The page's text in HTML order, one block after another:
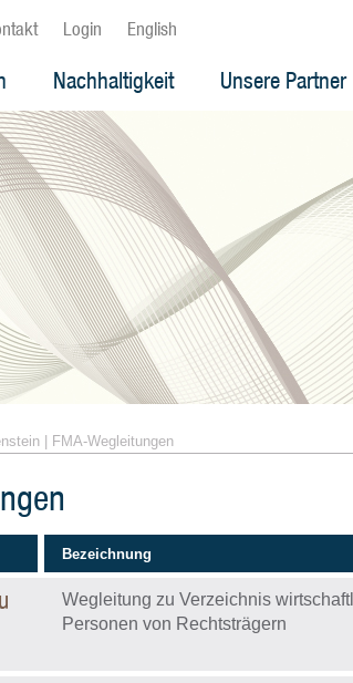
Login English
Nachhaltigkeit Unsere Partner
FMA-Wegleitungen
Bezeichnung
Wegleitung zu Verzeichnis
Personen von Rechtsträgern